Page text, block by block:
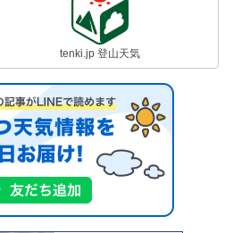
tenki.jp 登山天気